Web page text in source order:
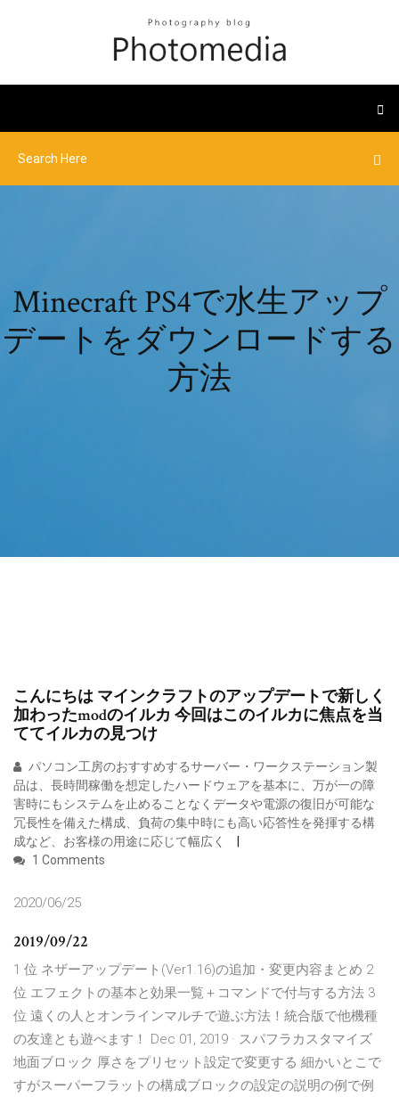
Minecraft PS4で水生アップ
デートをダウンロードする
方法
こんにちは マインクラフトのアップデートで新しく
加わったmodのイルカ 今回はこのイルカに焦点を当
ててイルカの見つけ
パソコン工房のおすすめするサーバー・ワークステーション製
品は、長時間稼働を想定したハードウェアを基本に、万が一の障
害時にもシステムを止めることなくデータや電源の復旧が可能な
冗長性を備えた構成、負荷の集中時にも高い応答性を発揮する構
成など、お客様の用途に応じて幅広く
1 Comments
2020/06/25
2019/09/22
1 位 ネザーアップデート(Ver1.16)の追加・変更内容まとめ 2
位 エフェクトの基本と効果一覧＋コマンドで付与する方法 3
位 遠くの人とオンラインマルチで遊ぶ方法！統合版で他機種
の友達とも遊べます！ Dec 01, 2019 · スパフラカスタマイズ
地面ブロック 厚さをプリセット設定で変更する 細かいとこで
すがスーパーフラットの構成ブロックの設定の説明の例で例